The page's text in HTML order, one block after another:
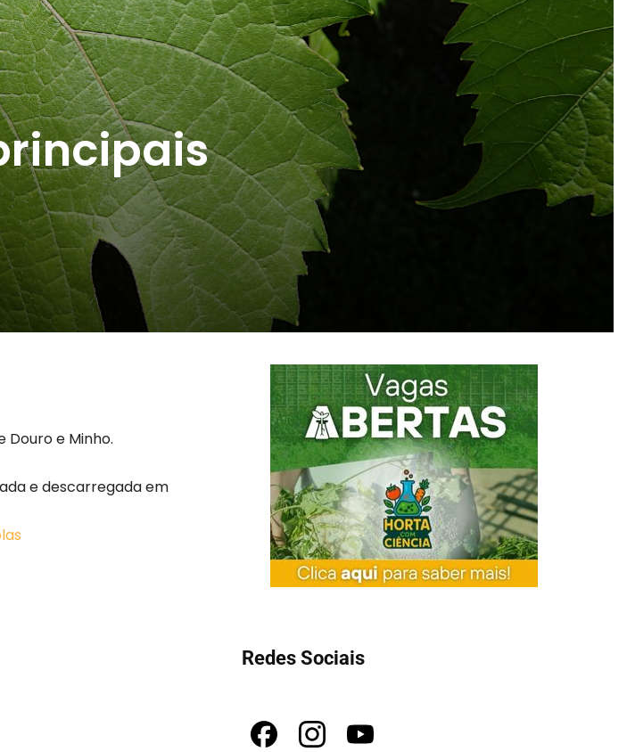
Douro e Minho.
e descarregada em
Redes Sociais